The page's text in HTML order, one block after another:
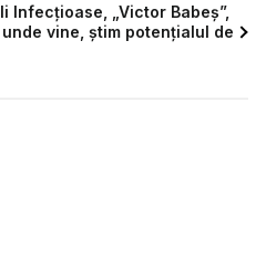
Infecțioase, „Victor Babeș”,
vine, știm potențialul de